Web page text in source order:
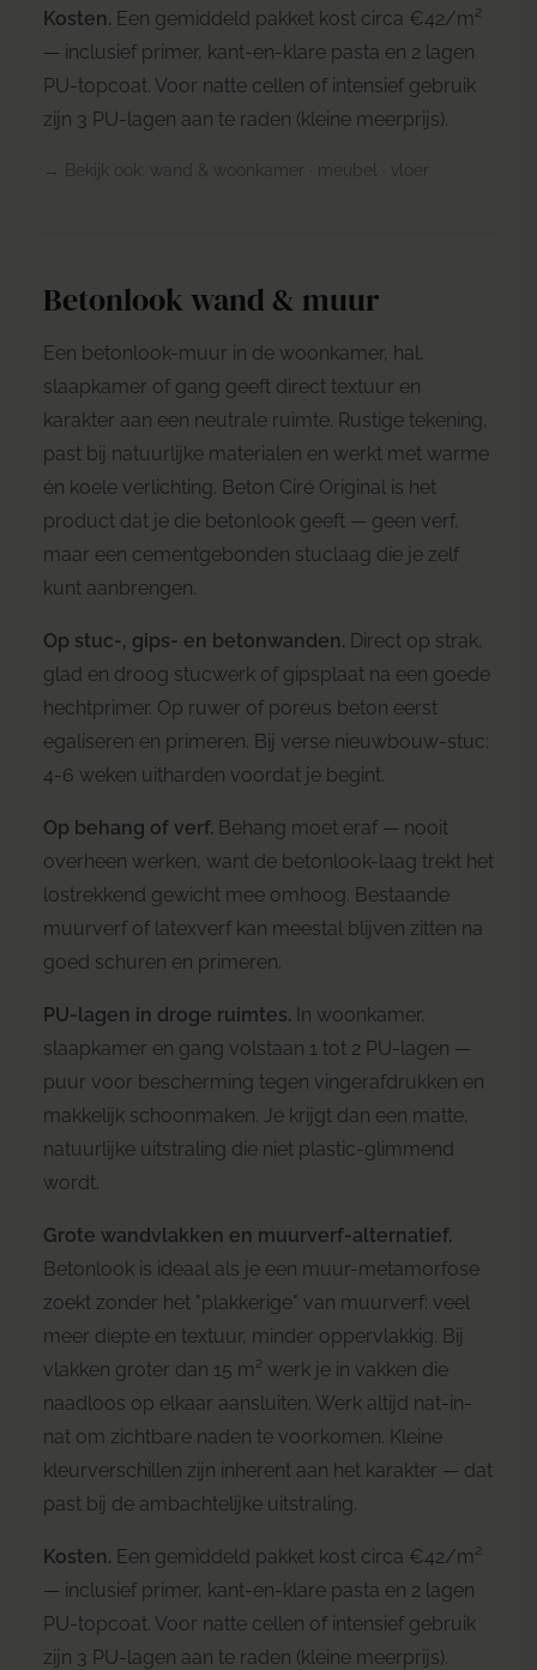
Kosten. Een gemiddeld pakket kost circa €42/m²
— inclusief primer, kant-en-klare pasta en 2 lagen
PU-topcoat. Voor natte cellen of intensief gebruik
zijn 3 PU-lagen aan te raden (kleine meerprijs).
→ Bekijk ook: wand & woonkamer meubel vloer
Betonlook wand & muur
Een betonlook-muur in de woonkamer, hal,
slaapkamer of gang geeft direct textuur en
karakter aan een neutrale ruimte. Rustige tekening,
past bij natuurlijke materialen en werkt met warme
én koele verlichting. Beton Ciré Original is het
product dat je die betonlook geeft — geen verf,
maar een cementgebonden stuclaag die je zelf
kunt aanbrengen.
Op stuc-, gips- en betonwanden. Direct op strak,
glad en droog stucwerk of gipsplaat na een goede
hechtprimer. Op ruwer of poreus beton eerst
egaliseren en primeren. Bij verse nieuwbouw-stuc:
4-6 weken uitharden voordat je begint.
Op behang of verf. Behang moet eraf — nooit
overheen werken, want de betonlook-laag trekt het
lostrekkend gewicht mee omhoog. Bestaande
muurverf of latexverf kan meestal blijven zitten na
goed schuren en primeren.
PU-lagen in droge ruimtes. In woonkamer,
slaapkamer en gang volstaan 1 tot 2 PU-lagen —
puur voor bescherming tegen vingerafdrukken en
makkelijk schoonmaken. Je krijgt dan een matte,
natuurlijke uitstraling die niet plastic-glimmend
wordt.
Grote wandvlakken en muurverf-alternatief.
Betonlook is ideaal als je een muur-metamorfose
zoekt zonder het "plakkerige" van muurverf: veel
meer diepte en textuur, minder oppervlakkig. Bij
vlakken groter dan 15 m² werk je in vakken die
naadloos op elkaar aansluiten. Werk altijd nat-in-
nat om zichtbare naden te voorkomen. Kleine
kleurverschillen zijn inherent aan het karakter — dat
past bij de ambachtelijke uitstraling.
Kosten. Een gemiddeld pakket kost circa €42/m²
— inclusief primer, kant-en-klare pasta en 2 lagen
PU-topcoat. Voor natte cellen of intensief gebruik
zijn 3 PU-lagen aan te raden (kleine meerprijs).